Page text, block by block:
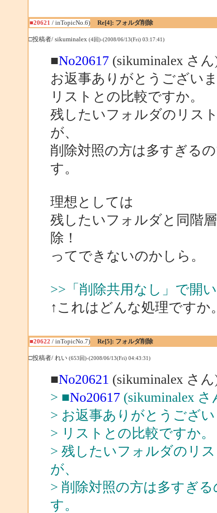
■20621 / inTopicNo.6) Re[4]: フォルダ削除
□投稿者/ sikuminalex (4回)-(2008/06/13(Fri) 03:17:41)
■No20617(sikuminalex さ
お返事ありがとうござい
リストとの比較ですか。
残したいフォルダのリス
が、
削除対照の方は多すぎる
す。
理想としては
残したいフォルダと同階
除！
ってできないのかしら。
>>「削除共用なし」で開
↑これはどんな処理ですか
■20622 / inTopicNo.7) Re[5]: フォルダ削除
□投稿者/ れい (653回)-(2008/06/13(Fri) 04:43:31)
■No20621 (sikuminalex さ
> ■No20617(sikuminalex さ
> お返事ありがとうござ
> リストとの比較ですか。
> 残したいフォルダのリ
が、
> 削除対照の方は多すぎ
す。